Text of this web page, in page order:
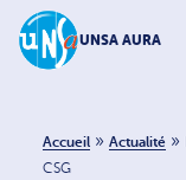
UNSA AURA
Accueil » Actualité »
CSG